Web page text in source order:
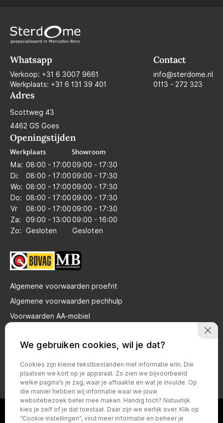
Whatsapp
Verkoop: +31 6 3007 9661
Werkplaats: +31 6 131 39 401
Contact
info@sterdome.nl
0113 - 272 323
Adres
Scottweg 43
4462 GS Goes
Openingstijden
Werkplaats
Ma: 08:00 - 17:00
Di:
08:00 - 17:00
Wo: 08:00 - 17:00
Do: 08:00 - 17:00
Vr
08:00 - 17:00
Za:
09:00 - 13:00
Zo:
Gesloten
Showroom
09:00 - 17:30
09:00 - 17:30
09:00 - 17:30
09:00 - 17:30
09:00 - 17:30
09:00 - 16:00
Gesloten
Algemene voorwaarden proefrit
Algemene voorwaarden pechhulp
Voorwaarden AA-mobiel
Bovag voorwaarden particulier
Bovag voorwaarden zakelijk
Privacy policy
We gebruiken cookies, wil je dat?
Cookies zijn kleine tekstbestanden met informatie erin. Die
plaatsen we kort op je apparaat. Zo zien we bijvoorbeeld
welke pagina’s je zag, waar je afhaakte en wat je invulde. Op
die manier hebben wij informatie waar we jouw
websitebezoek beter mee maken. Handig toch? Natuurlijk
kies je zelf of je dat toestaat. Daar zijn we eerlijk over. Klik op
“Cookie instellingen”, vind meer informatie en beheer je